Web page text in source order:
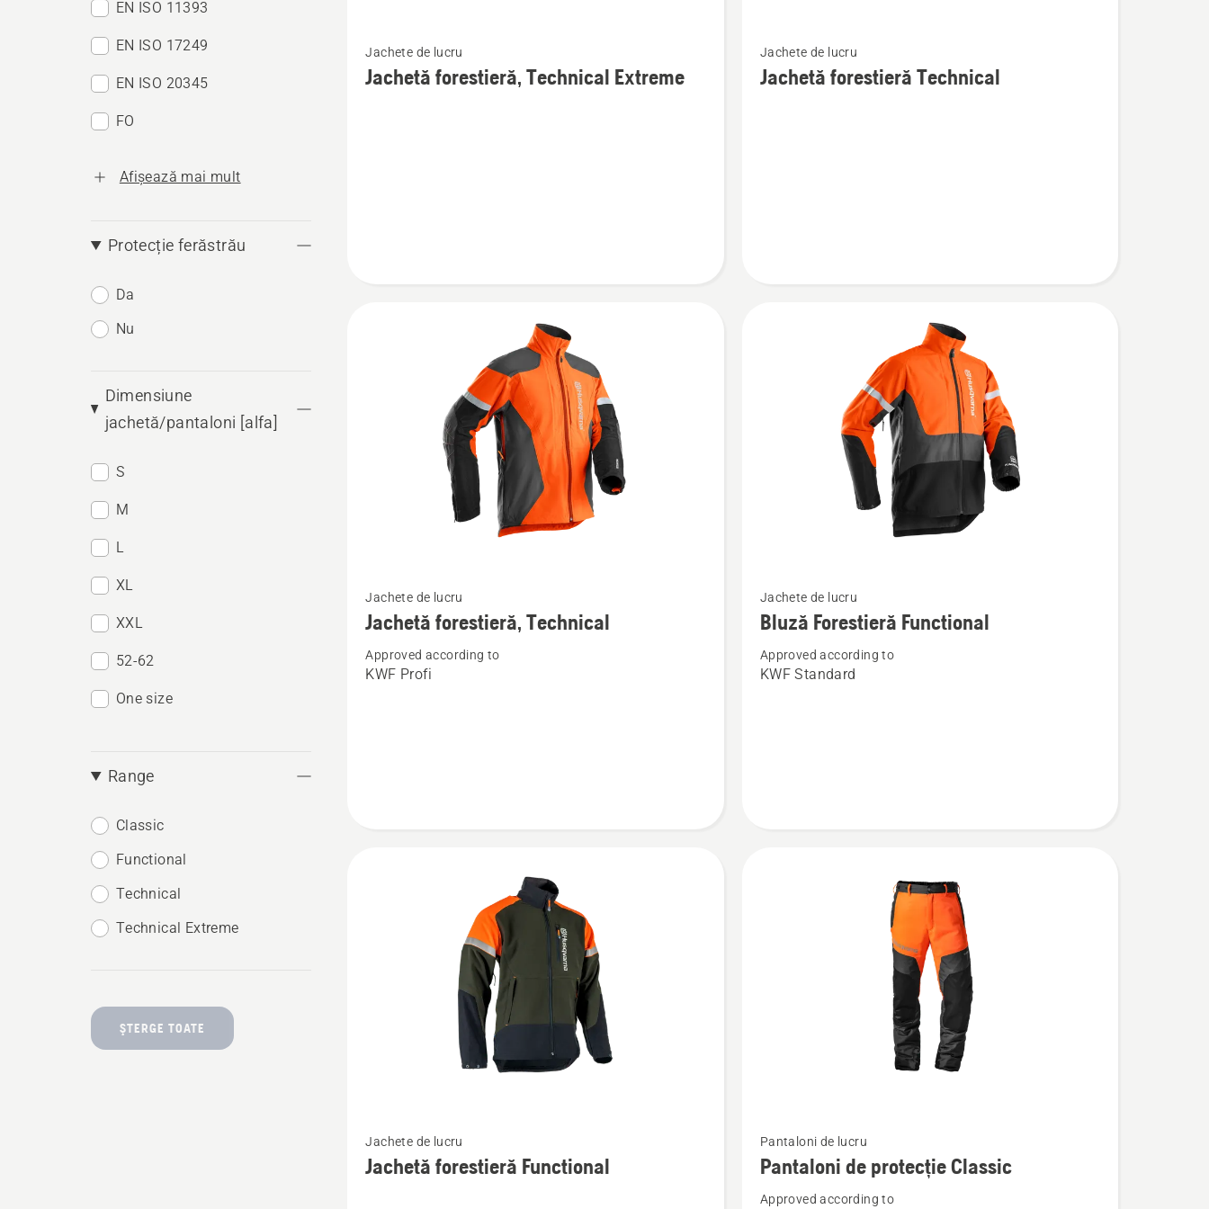
EN ISO 11393
EN ISO 17249
EN ISO 20345
FO
Afișează mai mult
Protecție ferăstrău
Da
Nu
Dimensiune
jachetă/pantaloni [alfa]
S
M
L
XL
XXL
52-62
One size
Range
Classic
Functional
Technical
Technical Extreme
ŞTERGE TOATE
mai
multe
Jachete de lucru
Jachetă forestieră, Technical Extreme
mai
multe
Jachete de lucru
Jachetă forestieră Technical
mai
multe
detalii
Jachete de lucru
Jachetă forestieră, Technical
Approved according to
KWF Profi
mai
multe
detalii
Jachete de lucru
Bluză Forestieră Functional
Approved according to
KWF Standard
mai
multe
Jachete de lucru
Jachetă forestieră Functional
mai
multe
detalii
Pantaloni de lucru
Pantaloni de protecție Classic
Approved according to